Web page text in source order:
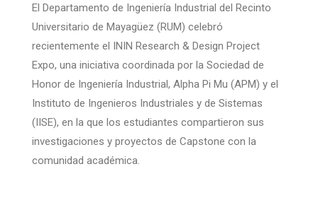
El Departamento de Ingeniería Industrial del Recinto
Universitario de Mayagüez (RUM) celebró
recientemente el ININ Research & Design Project
Expo, una iniciativa coordinada por la Sociedad de
Honor de Ingeniería Industrial, Alpha Pi Mu (APM) y el
Instituto de Ingenieros Industriales y de Sistemas
(IISE), en la que los estudiantes compartieron sus
investigaciones y proyectos de Capstone con la
comunidad académica.